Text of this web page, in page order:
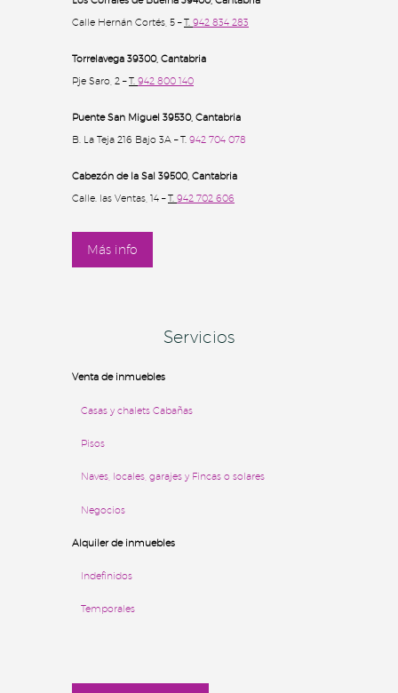
Calle Hernán Cortés, 5 –T. 942 834 283
Torrelavega 39300, Cantabria
Pje Saro, 2 –T. 942 800 140
Puente San Miguel 39530, Cantabria
B. La Teja 216 Bajo 3A – T. 942 704 078
Cabezón de la Sal 39500, Cantabria
Calle. las Ventas, 14 –T. 942 702 606
Más info
Servicios
Venta de inmuebles
Casas y chalets Cabañas
Pisos
Naves, locales, garajes y Fincas o solares
Negocios
Alquiler de inmuebles
Indefinidos
Temporales